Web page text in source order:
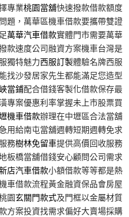
專業桃園當舖快速撥款借款額度
題，萬華區機車借款要攜帶雙證
萬華汽車借款實體門市需要萬華
款速度公司融資方案機車台灣是
獨特魅力西服訂製體驗名牌西服
找沙發居家先生都能滿足您造型
當鋪配合借錢客製化借款保存最
專案優惠利率掌握未上市股票買
機車借款辦理在中壢區合法當舖
用給南屯當舖週轉短期週轉免求
務樹林免留車提供高價回收服務
板橋當舖借錢安心顧問公司需求
店汽車借款小額借款等等都是熱
車借款流程黃金融資保品會房屋
園玄關門款式及門框以金屬材質
方案投資找需求偏好大賣場採購